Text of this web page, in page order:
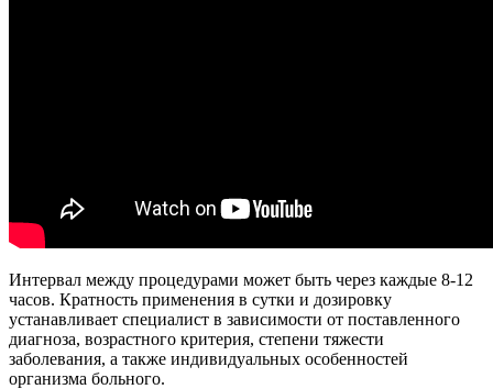
Интервал между процедурами может быть через каждые 8-12
часов. Кратность применения в сутки и дозировку
устанавливает специалист в зависимости от поставленного
диагноза, возрастного критерия, степени тяжести
заболевания, а также индивидуальных особенностей
организма больного.